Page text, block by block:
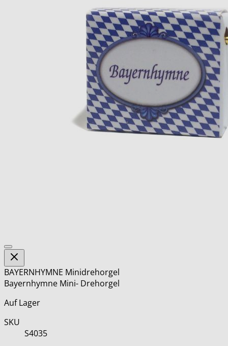
BAYERNHYMNE Minidrehorgel
Bayernhymne Mini- Drehorgel
Auf Lager
SKU
S4035